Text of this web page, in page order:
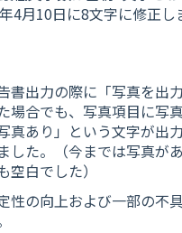
4月10日に8文字に修正し
書出力の際に「写真を出
場合でも、写真項目に写
写真あり」という文字が出
した。（今までは写真が
空白でした）
性の向上および一部の不